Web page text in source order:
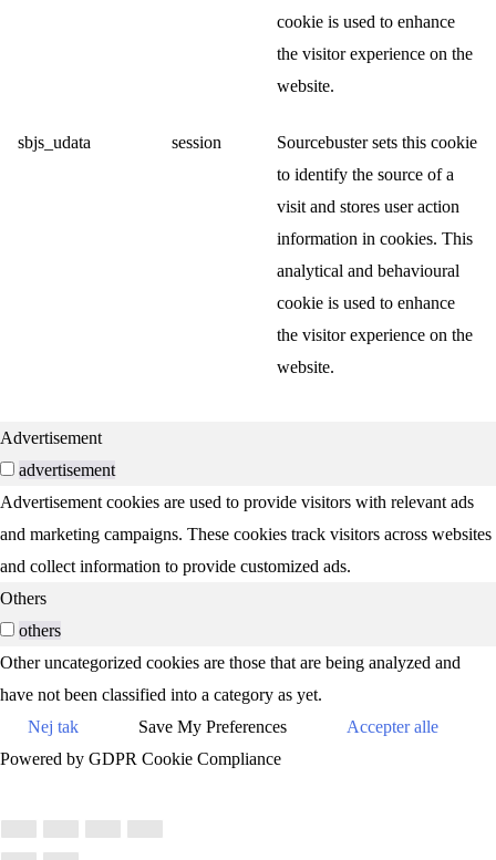
cookie is used to enhance
the visitor experience on the
website.
sbjs_udata session
Sourcebuster sets this cookie
to identify the source of a
visit and stores user action
information in cookies. This
analytical and behavioural
cookie is used to enhance
the visitor experience on the
website.
Advertisement
advertisement
Advertisement cookies are used to provide visitors with relevant ads
and marketing campaigns. These cookies track visitors across websites
and collect information to provide customized ads.
Others
others
Other uncategorized cookies are those that are being analyzed and
have not been classified into a category as yet.
Nej tak
Save My Preferences
Accepter alle
Powered by GDPR Cookie Compliance